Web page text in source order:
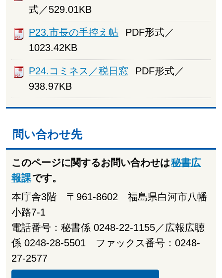
式／529.01KB
P23.市長の手控え帖
PDF形式／
1023.42KB
P24.コミネス／税日窓
PDF形式／
938.97KB
問い合わせ先
このページに関するお問い合わせは秘書広
報課です。
本庁舎3階 〒961-8602 福島県白河市八幡
小路7-1
電話番号：秘書係 0248-22-1155／広報広聴
係 0248-28-5501 ファックス番号：0248-
27-2577